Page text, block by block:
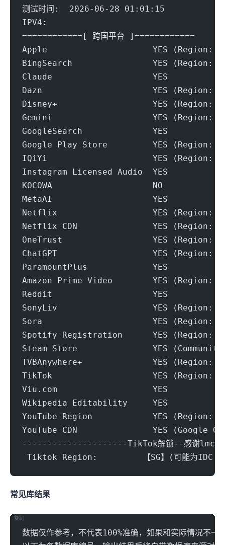
测试时间:  2026-06-28 01:01:15
IPV4:
============[ 跨国平台 ]============
Apple                     YES (Region:
BingSearch                YES (Region:
Claude                    YES
Dazn                      YES (Region:
Disney+                   YES (Region:
Gemini                    YES (Region:
GoogleSearch              YES
Google Play Store         YES (Region:
IQiYi                     YES (Region:
Instagram Licensed Audio  YES
KOCOWA                    NO
MetaAI                    YES
Netflix                   YES (Region:
Netflix CDN               YES (Region:
OneTrust                  YES (Region:
ChatGPT                   YES (Region:
ParamountPlus             YES
Amazon Prime Video        YES (Region:
Reddit                    YES
SonyLiv                   YES (Region:
Sora                      YES (Region:
Spotify Registration      YES (Region:
Steam Store               YES
TVBAnywhere+              YES (Region:
TikTok                    YES (Region:
Viu.com                   YES
Wikipedia Editability     YES
YouTube Region            YES (Region:
YouTube CDN               YES (Google
---------------------TikTok解锁--感谢
Tiktok Region:		【SG】(可能为IDC
常见IP库结果
数据仅作参考，不代表100%准确，如果和实际情况不一
复制